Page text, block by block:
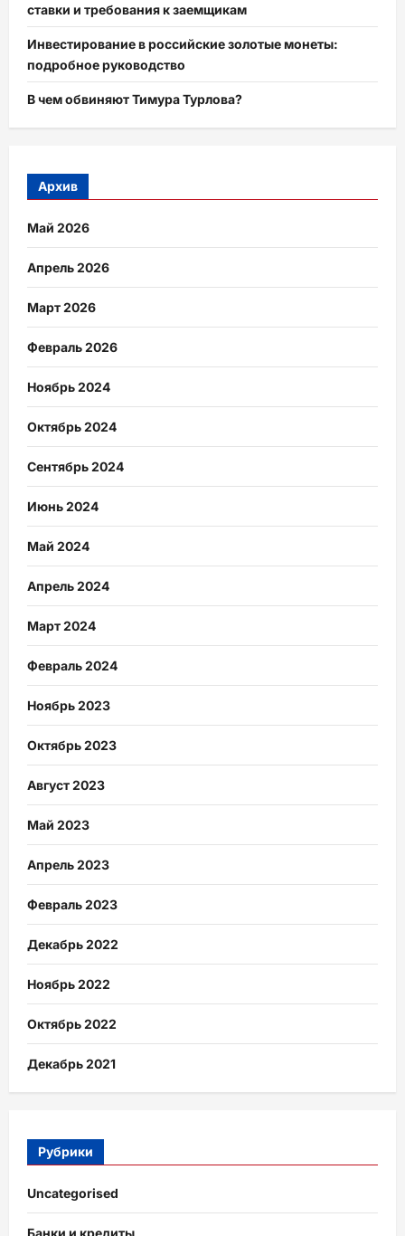
ставки и требования к заемщикам
Инвестирование в российские золотые монеты:
подробное руководство
В чем обвиняют Тимура Турлова?
Архив
Май 2026
Апрель 2026
Март 2026
Февраль 2026
Ноябрь 2024
Октябрь 2024
Сентябрь 2024
Июнь 2024
Май 2024
Апрель 2024
Март 2024
Февраль 2024
Ноябрь 2023
Октябрь 2023
Август 2023
Май 2023
Апрель 2023
Февраль 2023
Декабрь 2022
Ноябрь 2022
Октябрь 2022
Декабрь 2021
Рубрики
Uncategorised
Банки и кредиты